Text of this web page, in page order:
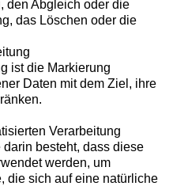
den Abgleich oder die
das Löschen oder die
ist die Markierung
Daten mit dem Ziel, ihre
Verarbeitung
besteht, dass diese
werden, um
die sich auf eine natürliche